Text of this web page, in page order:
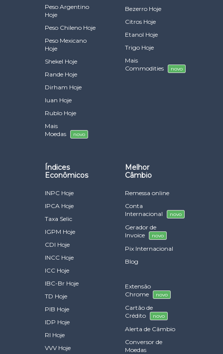
Peso Argentino
Hoje
Peso Chileno Hoje
Peso Mexicano
Hoje
Shekel Hoje
Rande Hoje
Dirham Hoje
Iuan Hoje
Rublo Hoje
Mais
Moedas
novo
Bezerro Hoje
Citros Hoje
Etanol Hoje
Trigo Hoje
Mais
Commodities
novo
Índices
Econômicos
INPC Hoje
IPCA Hoje
Taxa Selic
IGPM Hoje
CDI Hoje
INCC Hoje
ICC Hoje
IBC-Br Hoje
TD Hoje
PIB Hoje
IDP Hoje
RI Hoje
VVV Hoje
Melhor
Câmbio
Remessa online
Conta
Internacional
novo
Gerador de
Invoice
novo
Pix Internacional
Blog
Extensão
Chrome
novo
Cartão de
Crédito
novo
Alerta de Câmbio
Conversor de
Moedas